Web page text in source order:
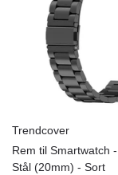
Trendcover
Rem til Smartwatch
Stål (20mm) - Sort